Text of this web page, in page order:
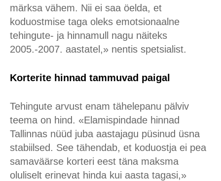
märksa vähem. Nii ei saa öelda, et
koduostmise taga oleks emotsionaalne
tehingute- ja hinnamull nagu näiteks
2005.-2007. aastatel,» nentis spetsialist.
Korterite hinnad tammuvad paigal
Tehingute arvust enam tähelepanu pälviv
teema on hind. «Elamispindade hinnad
Tallinnas nüüd juba aastajagu püsinud üsna
stabiilsed. See tähendab, et koduostja ei pea
samaväärse korteri eest täna maksma
oluliselt erinevat hinda kui aasta tagasi,»